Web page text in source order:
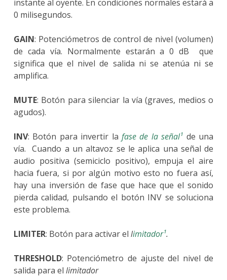
instante al oyente. En condiciones normales estará a
0 milisegundos.
GAIN: Potenciómetros de control de nivel (volumen)
de cada vía. Normalmente estarán a 0 dB que
significa que el nivel de salida ni se atenúa ni se
amplifica.
MUTE: Botón para silenciar la vía (graves, medios o
agudos).
INV: Botón para invertir la fase de la señal¹ de una
vía. Cuando a un altavoz se le aplica una señal de
audio positiva (semiciclo positivo), empuja el aire
hacia fuera, si por algún motivo esto no fuera así,
hay una inversión de fase que hace que el sonido
pierda calidad, pulsando el botón INV se soluciona
este problema.
LIMITER: Botón para activar el limitador¹.
THRESHOLD: Potenciómetro de ajuste del nivel de
salida para el limitador